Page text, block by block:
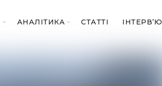
АНАЛІТИКА СТАТТІ ІНТЕРВ’Ю